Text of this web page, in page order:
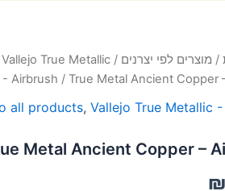
/ מוצרים לפי יצרנים /
Vallejo True Metallic
- Airbrush / True Metal Ancient Copper
all products, Vallejo True Metallic
Metal Ancient Copper –
₪